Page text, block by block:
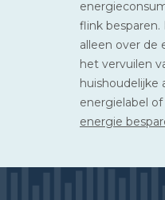
flink
alleen over de
het vervuilen
huishoudelijke
energielabel
energie